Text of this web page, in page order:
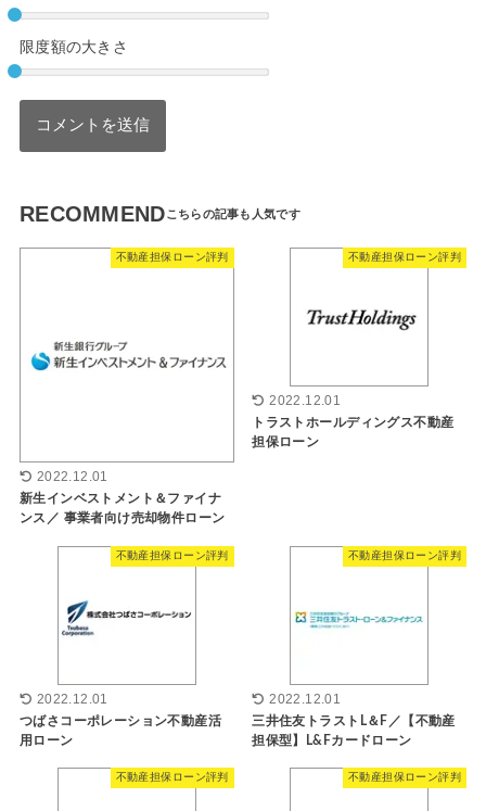
限度額の大きさ
RECOMMEND
不動産担保ローン評判
2022.12.01
新生インベストメント＆ファイナ
ンス／ 事業者向け売却物件ローン
不動産担保ローン評判
2022.12.01
トラストホールディングス不動産
担保ローン
不動産担保ローン評判
2022.12.01
つばさコーポレーション不動産活
用ローン
不動産担保ローン評判
2022.12.01
三井住友トラストL＆F／【不動産
担保型】L&Fカードローン
不動産担保ローン評判 不動産担保ローン評判